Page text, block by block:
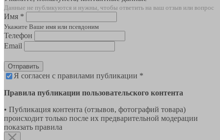
Данные не публикуются и нужны, чтобы ответить на ваш отзыв или вопрос
Имя *
Укажите Ваше имя или псевдоним
Телефон
Email
Отправить
Я согласен с правилами публикации *
Правила публикации пользовательского контента
• Публикация контента (отзывов, фотографий товара)
происходит только после их предварительной модерации
показать правила